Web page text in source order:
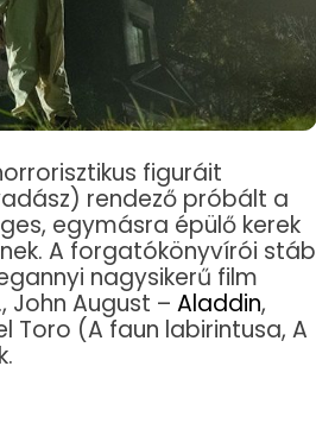
figuráit
rendező próbált a
egymásra épülő kerek
A forgatókönyvírói stáb
nagysikerű film
John August – Aladdin,
Toro (A faun labirintusa, A